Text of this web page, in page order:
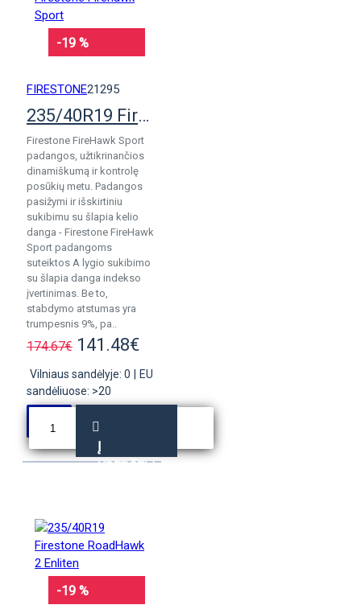
-19 %
FIRESTONE21295
235/40R19 Firestone Firehawk Sport
Firestone FireHawk Sport
padangos, užtikrinančios
dinamiškumą ir kontrolę
posūkių metu. Padangos
pasižymi ir išskirtiniu
sukibimu su šlapia kelio
danga - Firestone FireHawk
Sport padangoms
suteiktos A lygio sukibimo
su šlapia danga indekso
įvertinimas. Be to,
stabdymo atstumas yra
trumpesnis 9%, pa..
174.67€ 141.48€
Vilniaus sandėlyje: 0
EU
sandėliuose: >20
Į
KREPŠELĮ
-19 %